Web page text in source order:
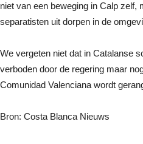
niet van een beweging in Calp zelf,
separatisten uit dorpen in de
We vergeten niet dat in Catalanse
verboden door de regering maar
Comunidad Valenciana wordt
Bron: Costa Blanca Nieuws